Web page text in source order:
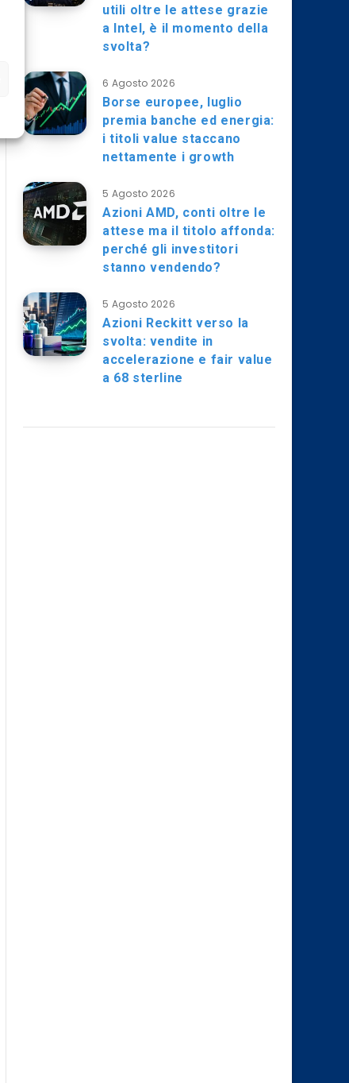
utili oltre le attese grazie
a Intel, è il momento della
svolta?
6 Agosto 2026
Borse europee, luglio
premia banche ed energia:
i titoli value staccano
nettamente i growth
5 Agosto 2026
Azioni AMD, conti oltre le
attese ma il titolo affonda:
perché gli investitori
stanno vendendo?
5 Agosto 2026
Azioni Reckitt verso la
svolta: vendite in
accelerazione e fair value
a 68 sterline